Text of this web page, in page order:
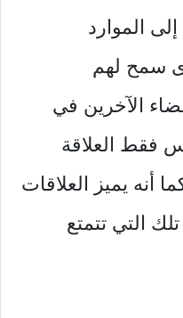
الموارد
سمح لهم
الآخرين في
فقط العلاقة
أنه يميز العلاقات
تلك التي تتمتع